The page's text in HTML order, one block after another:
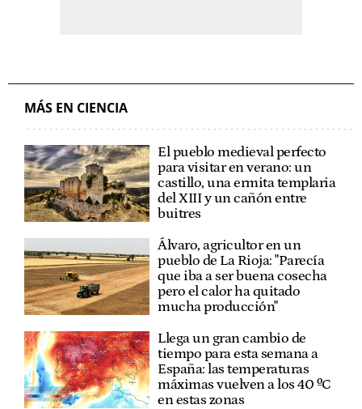
MÁS EN CIENCIA
El pueblo medieval perfecto
para visitar en verano: un
castillo, una ermita templaria
del XIII y un cañón entre
buitres
Álvaro, agricultor en un
pueblo de La Rioja: "Parecía
que iba a ser buena cosecha
pero el calor ha quitado
mucha producción"
Llega un gran cambio de
tiempo para esta semana a
España: las temperaturas
máximas vuelven a los 40 ºC
en estas zonas